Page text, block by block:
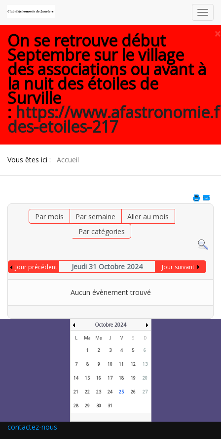
×
On se retrouve début
Septembre sur le village
des associations ou avant à
la nuit des étoiles de
Surville
: https://
des-etoiles-217
Vous êtes ici : Accueil
Par mois Par semaine
Aller au mois
Par catégories
Jour précédent Jeudi 31 Octobre 2024 Jour suivant
Aucun évènement trouvé
Octobre 2024
L Ma Me J V S
D
1
2 3 4 5 6
7 8 9 10 11 12 13
14 15 16 17 18 19 20
21 22 23 24 25 26 27
28 29 30 31
contactez-nous